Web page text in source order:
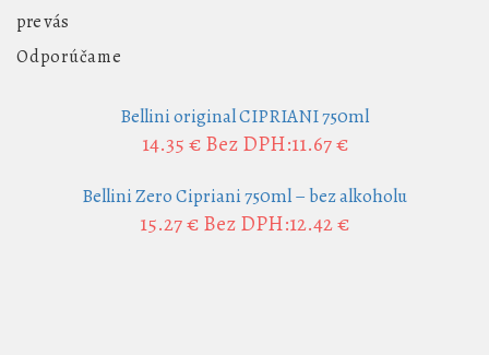
pre vás
Odporúčame
Bellini original CIPRIANI 750ml
14.35 € Bez DPH:11.67 €
Bellini Zero Cipriani 750ml – bez alkoholu
15.27 €Bez DPH:12.42 €